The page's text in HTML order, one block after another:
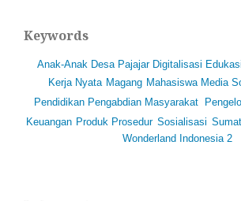
Keywords
Anak-Anak Desa Pajajar Digitalisasi Edukasi
Kerja Nyata Magang Mahasiswa Media
Pendidikan Pengabdian Masyarakat
Keuangan Produk Prosedur Sosialisasi
Wonderland Indonesia 2